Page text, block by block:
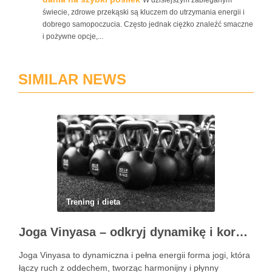
świecie, zdrowe przekąski są kluczem do utrzymania energii i
dobrego samopoczucia. Często jednak ciężko znaleźć smaczne
i pożywne opcje,...
SIMILAR NEWS
Trening i dieta
Joga Vinyasa – odkryj dynamikę i korzyści tej praktyki
Joga Vinyasa to dynamiczna i pełna energii forma jogi, która
łączy ruch z oddechem, tworząc harmonijny i płynny